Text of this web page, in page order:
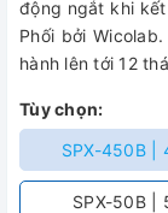
động ngắt khi
Phối bởi
hành lên tới 12
Tùy chọn:
SPX-450B |
SPX-50B |